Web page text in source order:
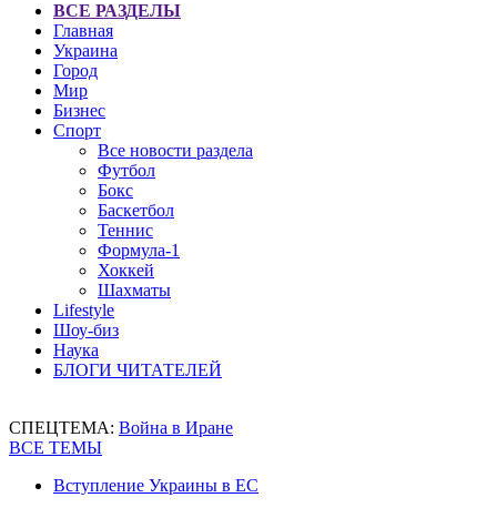
ВСЕ РАЗДЕЛЫ
Главная
Украина
Город
Мир
Бизнес
Спорт
Все новости раздела
Футбол
Бокс
Баскетбол
Теннис
Формула-1
Хоккей
Шахматы
Lifestyle
Шоу-биз
Наука
БЛОГИ ЧИТАТЕЛЕЙ
СПЕЦТЕМА: Война в Иране
ВСЕ ТЕМЫ
Вступление Украины в ЕС